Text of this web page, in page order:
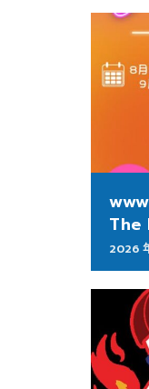
The
2026